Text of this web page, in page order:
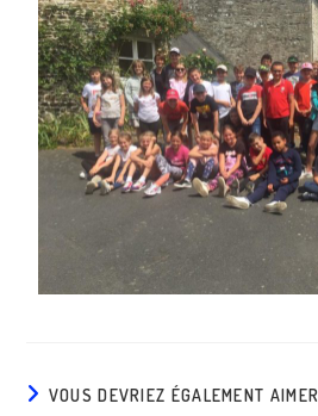
VOUS DEVRIEZ ÉGALEMENT AIMER